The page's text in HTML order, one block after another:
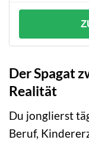
Der Spagat
Realität
Du jonglierst
Beruf,